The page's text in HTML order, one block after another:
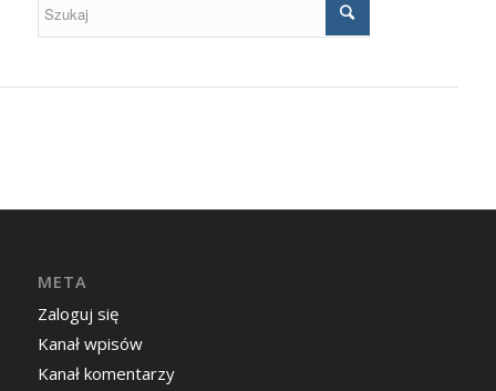
META
Zaloguj się
Kanał wpisów
Kanał komentarzy